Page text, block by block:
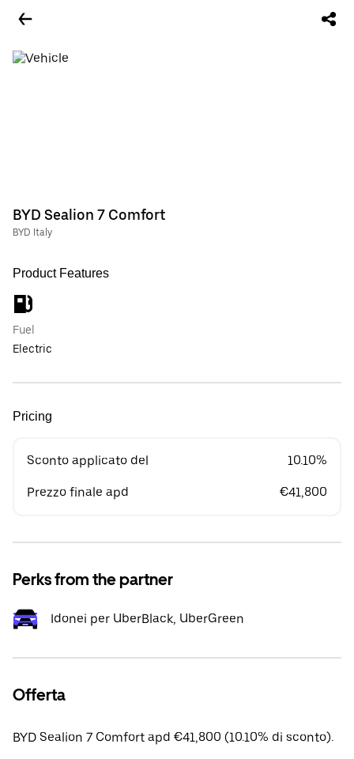
BYD Sealion 7 Comfort
BYD Italy
Product Features
Fuel
Electric
Pricing
Sconto applicato del 10.10%
Prezzo finale apd €41,800
Perks from the partner
Idonei per UberBlack, UberGreen
Offerta
BYD Sealion 7 Comfort apd €41,800 (10.10% di sconto).